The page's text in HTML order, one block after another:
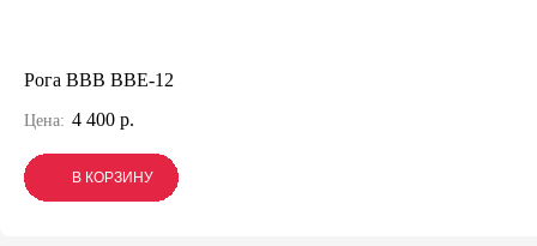
Рога BBB BBE-12
Цена: 4 400 р.
В КОРЗИНУ
В КОРЗИНУ
В КОРЗИНУ